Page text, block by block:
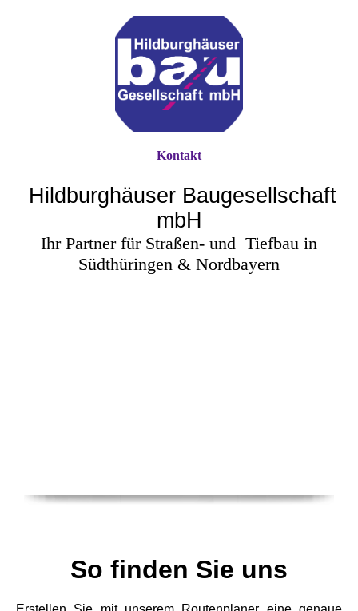
Hildburghäuser Baugesellschaft
mbH
Ihr Partner für Straßen- und Tiefbau in
Südthüringen & Nordbayern
Kontakt
So finden Sie uns